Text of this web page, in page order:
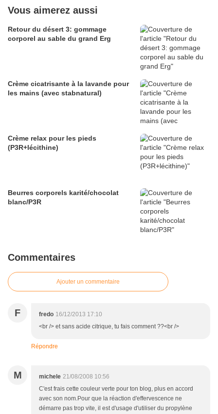
Vous aimerez aussi
Retour du désert 3: gommage
corporel au sable du grand Erg
Crème cicatrisante à la lavande pour
les mains (avec stabnatural)
Crème relax pour les pieds
(P3R+lécithine)
Beurres corporels karité/chocolat
blanc/P3R
Commentaires
Ajouter un commentaire
F fredo 16/12/2013 17:10
<br /> et sans acide citrique, tu fais comment ??<br />
Répondre
M michele 21/08/2008 10:56
C'est frais cette couleur verte pour ton blog, plus en accord
avec son nom.Pour que la réaction d'effervescence ne
démarre pas trop vite, il est d'usage d'utiliser du propylène